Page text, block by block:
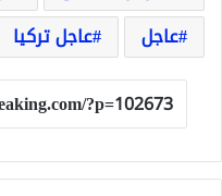
عاجل
عاجل تركيا